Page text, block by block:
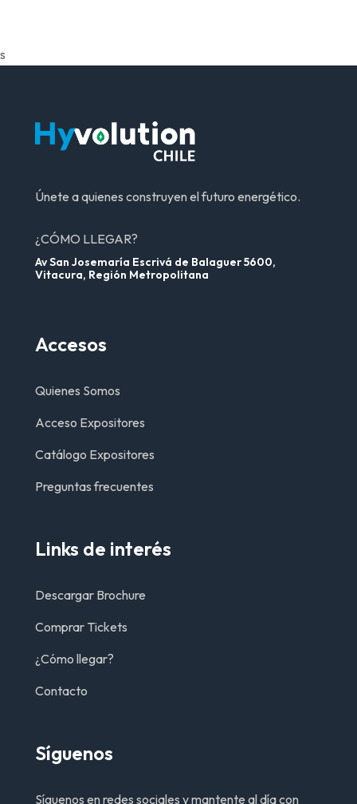
s
Únete a quienes construyen el futuro energético.
¿CÓMO LLEGAR?
Av San Josemaría Escrivá de Balaguer 5600,
Vitacura, Región Metropolitana
Accesos
Quienes Somos
Acceso Expositores
Catálogo Expositores
Preguntas frecuentes
Links de interés
Descargar Brochure
Comprar Tickets
¿Cómo llegar?
Contacto
Síguenos
Síguenos en redes sociales y mantente al día con